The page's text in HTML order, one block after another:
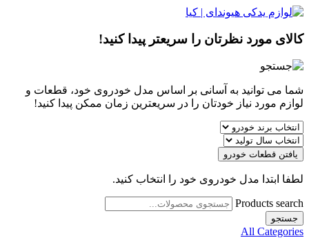
کالای مورد نظرتان را سریعتر پیدا کنید!
شما می توانید به آسانی بر اساس مدل خودروی خود، قطعات و
لوازم مورد نیاز خودتان را در سریعترین زمان ممکن پیدا کنید!
یافتن قطعات خودرو
لطفا ابتدا مدل خودروی خود را انتخاب کنید.
Products search
جستجو
All Categories